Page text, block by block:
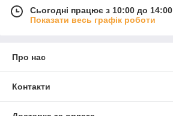
Сьогодні працює з 10:00 до 14:00
Показати весь графік роботи
Про нас
Контакти